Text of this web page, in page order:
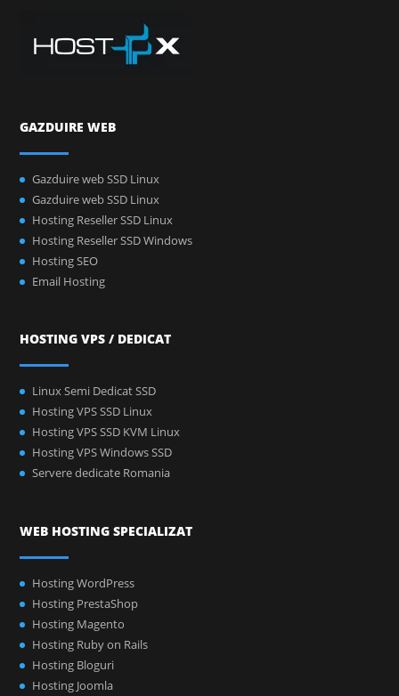
GAZDUIRE WEB
Gazduire web SSD Linux
Gazduire web SSD Linux
Hosting Reseller SSD Linux
Hosting Reseller SSD Windows
Hosting SEO
Email Hosting
HOSTING VPS / DEDICAT
Linux Semi Dedicat SSD
Hosting VPS SSD Linux
Hosting VPS SSD KVM Linux
Hosting VPS Windows SSD
Servere dedicate Romania
WEB HOSTING SPECIALIZAT
Hosting WordPress
Hosting PrestaShop
Hosting Magento
Hosting Ruby on Rails
Hosting Bloguri
Hosting Joomla